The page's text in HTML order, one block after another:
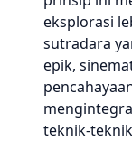
eksplorasi
sutradara
epik,
teknik-